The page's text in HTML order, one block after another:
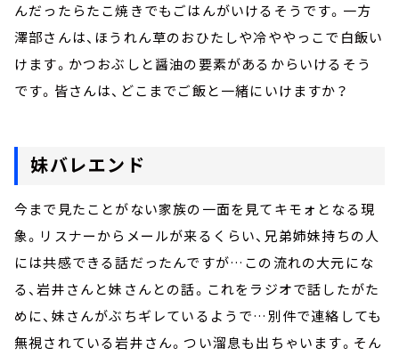
んだったらたこ焼きでもごはんがいけるそうです。一方
澤部さんは、ほうれん草のおひたしや冷ややっこで白飯い
けます。かつおぶしと醤油の要素があるからいけるそう
です。皆さんは、どこまでご飯と一緒にいけますか？
妹バレエンド
今まで見たことがない家族の一面を見てキモォとなる現
象。リスナーからメールが来るくらい、兄弟姉妹持ちの人
には共感できる話だったんですが…この流れの大元にな
る、岩井さんと妹さんとの話。これをラジオで話したがた
めに、妹さんがぶちギレているようで…別件で連絡しても
無視されている岩井さん。つい溜息も出ちゃいます。そん